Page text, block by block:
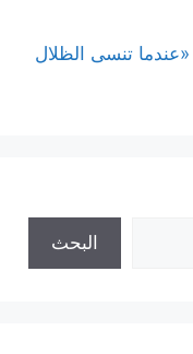
تنسى الظلال
البحث